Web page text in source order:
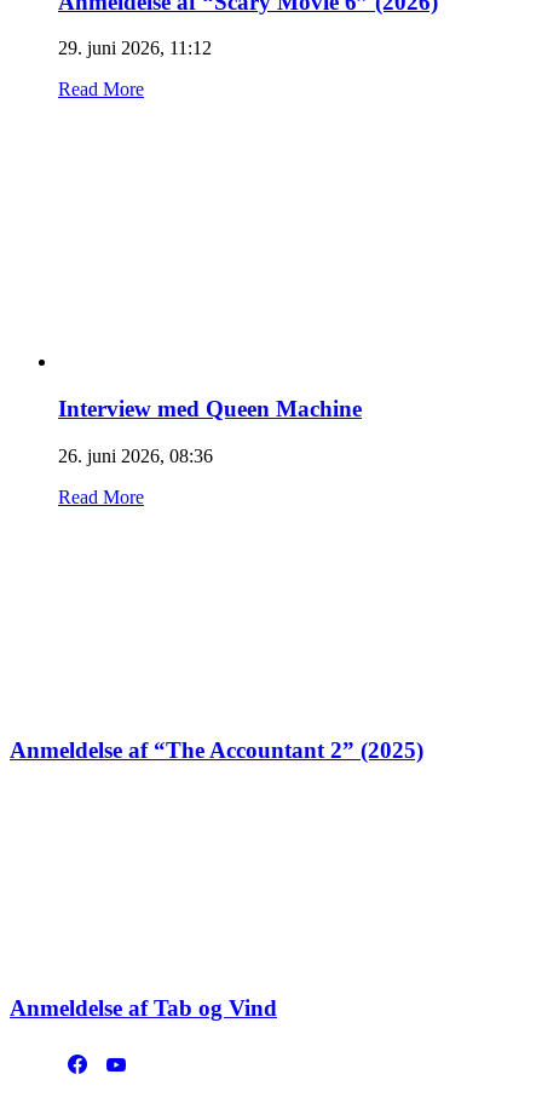
29. juni 2026, 11:12
Read More
Interview med Queen Machine
26. juni 2026, 08:36
Read More
Anmeldelse af “The Accountant 2” (2025)
Anmeldelse af Tab og Vind